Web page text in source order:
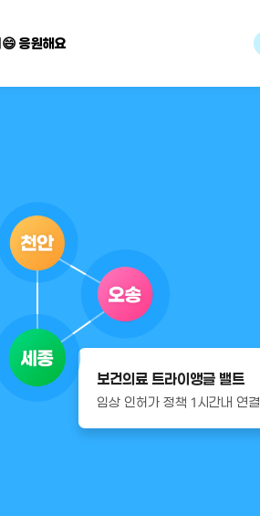
😄 응원해요
보건의료 트라이앵글 밸트
임상 인허가 정책 1시간내 연결